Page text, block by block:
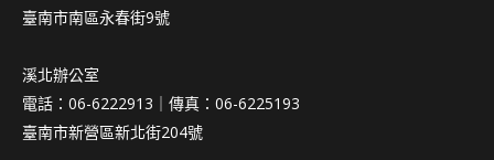
臺南市南區永春街9號
溪北辦公室
電話：06-6222913｜傳真：06-6225193
臺南市新營區新北街204號